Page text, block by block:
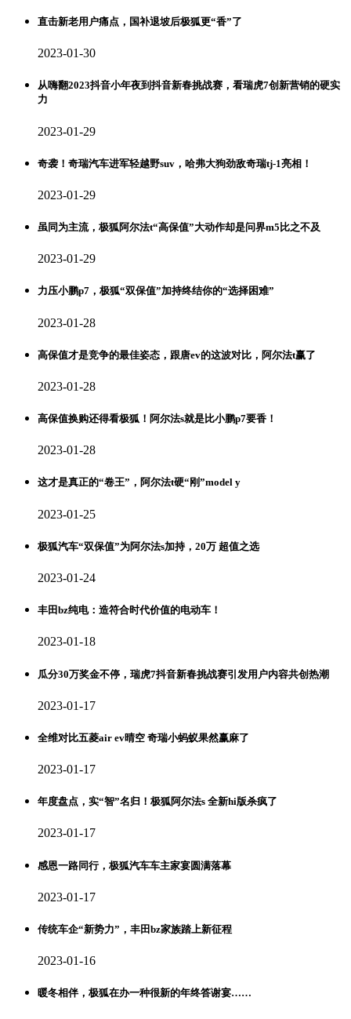
直击新老用户痛点，国补退坡后极狐更“香”了
2023-01-30
从嗨翻2023抖音小年夜到抖音新春挑战赛，看瑞虎7创新营销的硬实
力
2023-01-29
奇袭！奇瑞汽车进军轻越野suv，哈弗大狗劲敌奇瑞tj-1亮相！
2023-01-29
虽同为主流，极狐阿尔法t“高保值”大动作却是问界m5比之不及
2023-01-29
力压小鹏p7，极狐“双保值”加持终结你的“选择困难”
2023-01-28
高保值才是竞争的最佳姿态，跟唐ev的这波对比，阿尔法t赢了
2023-01-28
高保值换购还得看极狐！阿尔法s就是比小鹏p7要香！
2023-01-28
这才是真正的“卷王”，阿尔法t硬“刚”model y
2023-01-25
极狐汽车“双保值”为阿尔法s加持，20万 超值之选
2023-01-24
丰田bz纯电：造符合时代价值的电动车！
2023-01-18
瓜分30万奖金不停，瑞虎7抖音新春挑战赛引发用户内容共创热潮
2023-01-17
全维对比五菱air ev晴空 奇瑞小蚂蚁果然赢麻了
2023-01-17
年度盘点，实“智”名归！极狐阿尔法s 全新hi版杀疯了
2023-01-17
感恩一路同行，极狐汽车车主家宴圆满落幕
2023-01-17
传统车企“新势力”，丰田bz家族踏上新征程
2023-01-16
暖冬相伴，极狐在办一种很新的年终答谢宴……